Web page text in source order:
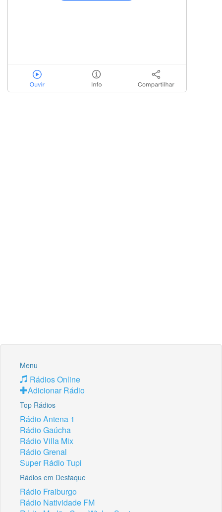
Menu
Rádios Online
Adicionar Rádio
Top Rádios
Rádio Antena 1
Rádio Gaúcha
Rádio Villa Mix
Rádio Grenal
Super Rádio Tupi
Rádios em Destaque
Rádio Fraiburgo
Rádio Natividade FM